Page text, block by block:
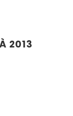
2013